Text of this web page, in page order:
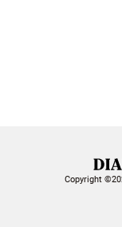
Copyright